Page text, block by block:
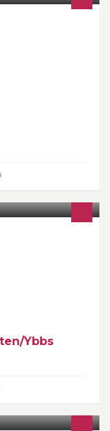
Ybbs